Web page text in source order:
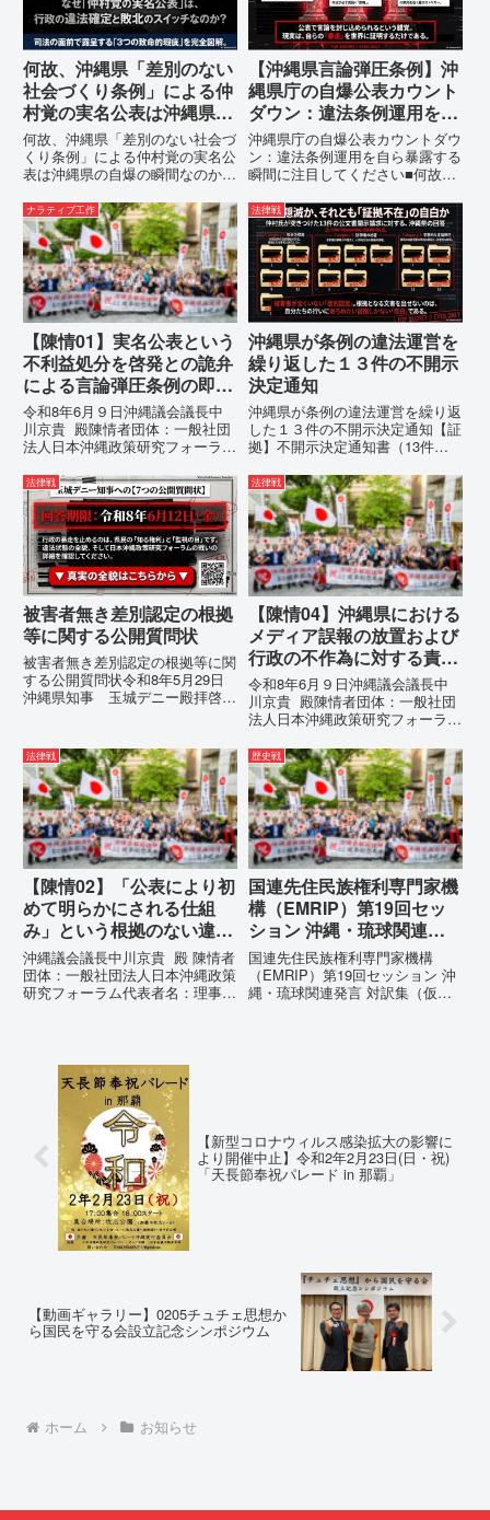
何故、沖縄県「差別のない
社会づくり条例」による仲
村覚の実名公表は沖縄県の
自爆の瞬間なのか？その3
つの理由。
何故、沖縄県「差別のない社会づ
くり条例」による仲村覚の実名公
表は沖縄県の自爆の瞬間なのか？
強行しようとしている「仲村覚の
実名公表」。行政側はこの行為
を、特定の個人を社会的制裁に追
い込むための「仕上げ」だと考え
て...
【沖縄県言論弾圧条例】沖
縄県庁の自爆公表カウント
ダウン：違法条例運用を自
ら暴露する瞬間に注目して
ください
沖縄県庁の自爆公表カウントダウ
ン：違法条例運用を自ら暴露する
瞬間に注目してください■何故、
テルを貼りたい本当の理由「なぜ
沖縄県庁は、法を無視してまで私
を封じ込めようとするのか。」そ
の理由は明確です。県政が統治
の...
ナラティブ工作
【陳情01】実名公表という
不利益処分を啓発との詭弁
による言論弾圧条例の即時
運用停止を求める陳情
令和8年6月９日沖縄議会議長中
川京貴 殿陳情者団体：一般社団
法人日本沖縄政策研究フォーラム
所：沖縄県那覇市電 話：
080- 実名公表という不利益処分
を啓発との詭弁による言論弾圧条
例の即時運用停止を求める陳情
1...
法律戦
沖縄県が条例の違法運営を
繰り返した１３件の不開示
決定通知
沖縄県が条例の違法運営を繰り返
した１３件の不開示決定通知【証
拠】不開示決定通知書（13件）
が請求した「差別認定の根拠」に
対し、県は全て非開示・存否応答
拒否を突きつけました。これは、
彼らが行政手続きの正当性を失
っ...
法律戦
被害者無き差別認定の根拠
等に関する公開質問状
被害者無き差別認定の根拠等に関
する公開質問状令和8年5月29日
沖縄県知事 玉城デニー殿拝啓貴
ます。私は、適正な意見陳述（弁
明）を行うにあたり、沖縄県行政
手続条例第28条で定められた...
法律戦
【陳情04】沖縄県における
メディア誤報の放置および
行政の不作為に対する責任
追及と再発防止策を求める
陳情
令和8年6月９日沖縄議会議長中
川京貴 殿陳情者団体：一般社団
法人日本沖縄政策研究フォーラム
所：沖縄県那覇市電 話：080-
【陳情03】沖縄県におけるメデ
ィア誤報の放置および行政の不作
為に対する責任追及と再発防...
法律戦
【陳情02】「公表により初
めて明らかにされる仕組
み」という根拠のない違法
運用の指摘と条例運用の停
止を求める陳情書
沖縄議会議長中川京貴 殿 陳情者
団体：一般社団法人日本沖縄政策
研究フォーラム代表者名：理事
う根拠のない違法運用の指摘と条
例運用の停止を求める陳情...
歴史戦
国連先住民族権利専門家機
構（EMRIP）第19回セッ
ション 沖縄・琉球関連発
言 対訳集（仮訳）
国連先住民族権利専門家機構
（EMRIP）第19回セッション 沖
縄・琉球関連発言 対訳集（仮
【新型コロナウィルス感染拡大の影響に
より開催中止】令和2年2月23日(日・祝)
「天長節奉祝パレード in 那覇」
【動画ギャラリー】0205チュチェ思想か
ら国民を守る会設立記念シンポジウム
ホーム お知らせ